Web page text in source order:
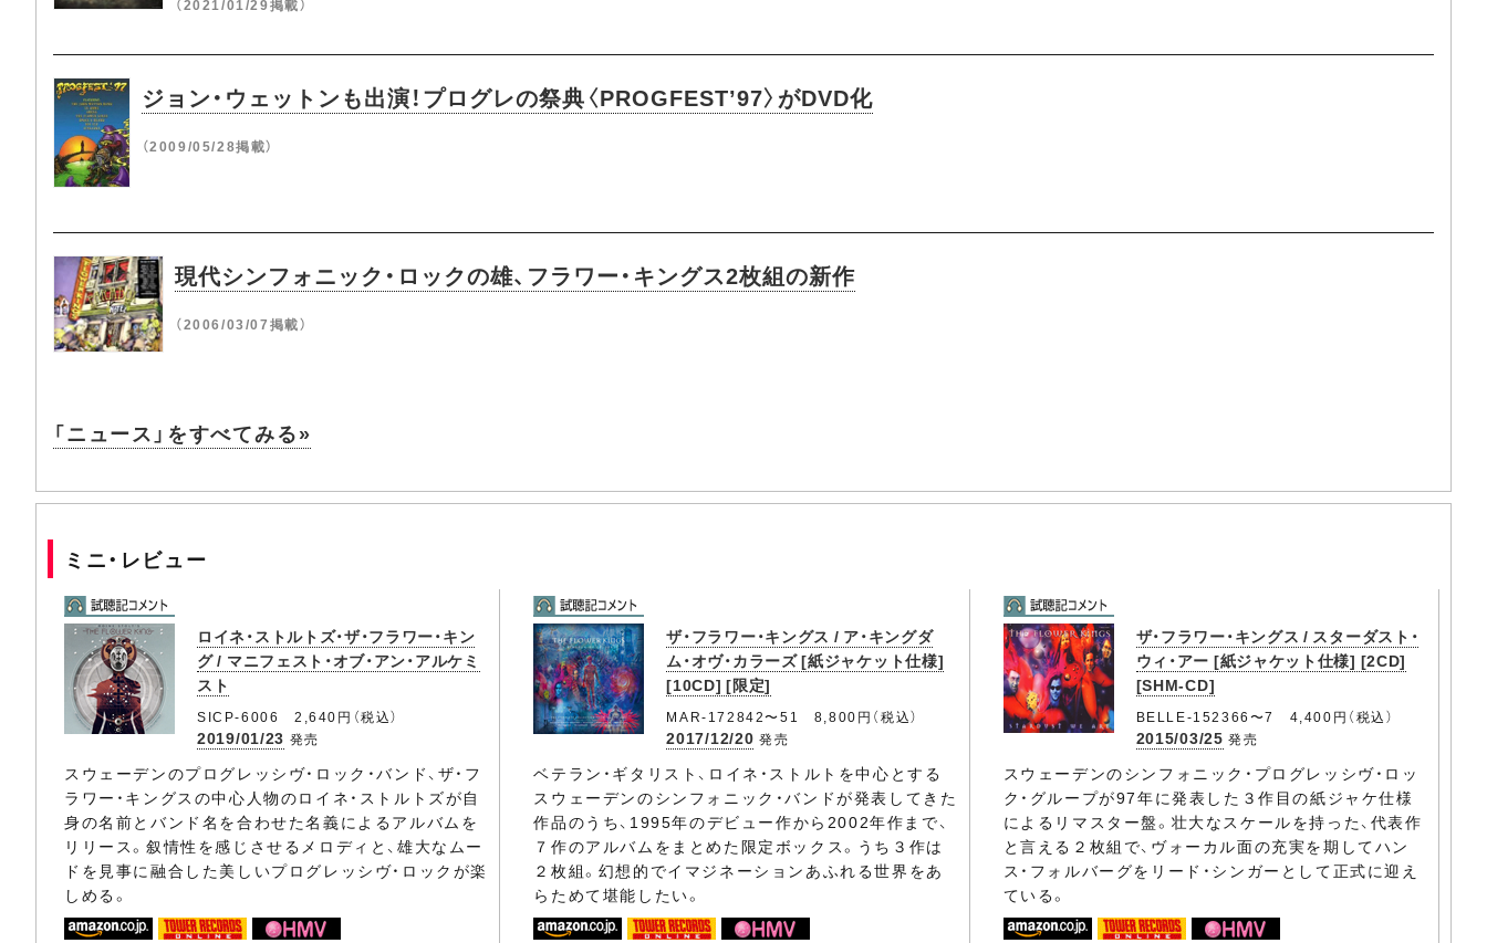
（2021/01/29掲載）
ジョン・ウェットンも出演！プログレの祭典〈PROGFEST’97〉がDVD化
（2009/05/28掲載）
現代シンフォニック・ロックの雄、フラワー・キングス2枚組の新作
（2006/03/07掲載）
「ニュース」をすべてみる»
ミニ・レビュー
ロイネ・ストルトズ・ザ・フラワー・キン
グ / マニフェスト・オブ・アン・アルケミ
スト
SICP-6006 2,640円（税込）
2019/01/23 発売
スウェーデンのプログレッシヴ・ロック・バンド、ザ・フ
ラワー・キングスの中心人物のロイネ・ストルトズが自
身の名前とバンド名を合わせた名義によるアルバムを
リリース。叙情性を感じさせるメロディと、雄大なムー
ドを見事に融合した美しいプログレッシヴ・ロックが楽
しめる。
ザ・フラワー・キングス / ア・キングダ
ム・オヴ・カラーズ [紙ジャケット仕様]
[10CD] [限定]
MAR-172842〜51 8,800円（税込）
2017/12/20 発売
ベテラン・ギタリスト、ロイネ・ストルトを中心とする
スウェーデンのシンフォニック・バンドが発表してきた
作品のうち、1995年のデビュー作から2002年作まで、
７作のアルバムをまとめた限定ボックス。うち３作は
２枚組。幻想的でイマジネーションあふれる世界をあ
らためて堪能したい。
ザ・フラワー・キングス / スターダスト・
ウィ・アー [紙ジャケット仕様] [2CD]
[SHM-CD]
BELLE-152366〜7 4,400円（税込）
2015/03/25 発売
スウェーデンのシンフォニック・プログレッシヴ・ロッ
ク・グループが97年に発表した３作目の紙ジャケ仕様
によるリマスター盤。壮大なスケールを持った、代表作
と言える２枚組で、ヴォーカル面の充実を期してハン
ス・フォルバーグをリード・シンガーとして正式に迎え
ている。